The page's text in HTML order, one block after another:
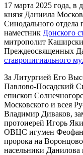
17 марта 2025 года, в
князя Даниила
Синодального отдела
наместник Донского
митрополит
Преждеосвященных
ставропигиального
За Литургией Его
Павлово-Посадский
епископ
Московского и всея
Владимир Диваков,
протоиерей Игорь
ОВЦС игумен Феофан
пророка на
насельники